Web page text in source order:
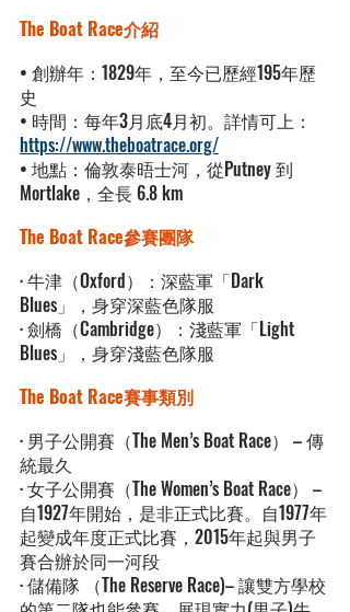
The Boat Race介紹
• 創辦年：1829年，至今已歷經195年歷
史
• 時間：每年3月底4月初。詳情可上：
https://www.theboatrace.org/
• 地點：倫敦泰晤士河，從Putney 到
Mortlake，全長 6.8 km
The Boat Race參賽團隊
· 牛津（Oxford）：深藍軍「Dark
Blues」，身穿深藍色隊服
· 劍橋（Cambridge）：淺藍軍「Light
Blues」，身穿淺藍色隊服
The Boat Race賽事類別
· 男子公開賽（The Men’s Boat Race） – 傳
統最久
· 女子公開賽（The Women’s Boat Race） –
自1927年開始，是非正式比賽。自1977年
起變成年度正式比賽，2015年起與男子
賽合辦於同一河段
· 儲備隊 （The Reserve Race)– 讓雙方學校